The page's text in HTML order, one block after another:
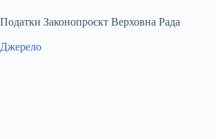
Податки Законопроєкт Верховна Рада
Джерело